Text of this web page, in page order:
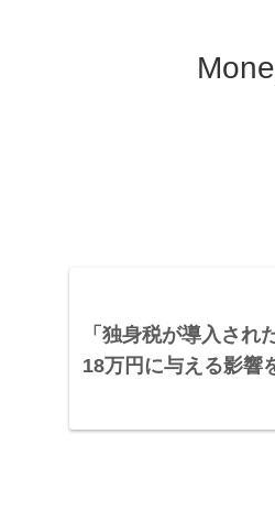
「独身税が導入され
18万円に与える影響